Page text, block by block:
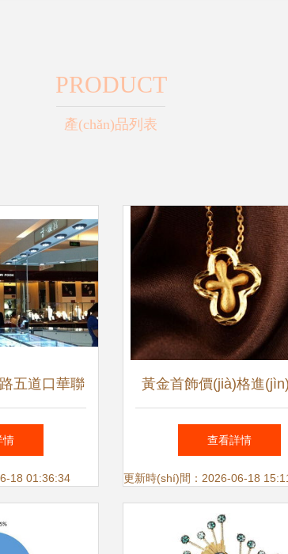
PRODUCT
產(chǎn)品列表
五道口華聯
格、活動
物指南
情
18 01:36:34
黃金首飾價(jià)格進
(diào)整期，零售市場
與挑戰(zhàn)并存
查看詳情
更新時(shí)間：2026-06-18